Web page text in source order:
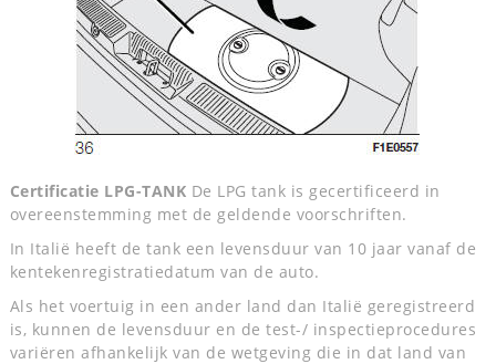
Certificatie LPG-TANK De LPG tank is gecertificeerd in
overeenstemming met de geldende voorschriften.
In Italië heeft de tank een levensduur van 10 jaar vanaf de
kentekenregistratiedatum van de auto.
Als het voertuig in een ander land dan Italië geregistreerd
is, kunnen de levensduur en de test-/ inspectieprocedures
variëren afhankelijk van de wetgeving die in dat land van